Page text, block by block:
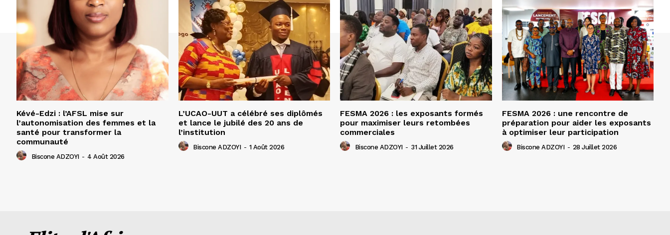
Kévé-Edzi : l’AFSL mise sur
l’autonomisation des femmes et la
santé pour transformer la
communauté
Biscone ADZOYI - 4 Août 2026
L’UCAO-UUT a célébré ses diplômés
et lance le jubilé des 20 ans de
l’institution
Biscone ADZOYI - 1 Août 2026
FESMA 2026 : les exposants formés
pour maximiser leurs retombées
commerciales
Biscone ADZOYI - 31 Juillet 2026
FESMA 2026 : une rencontre de
préparation pour aider les exposants
à optimiser leur participation
Biscone ADZOYI - 28 Juillet 2026